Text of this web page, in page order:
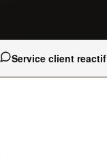
Service client reactif